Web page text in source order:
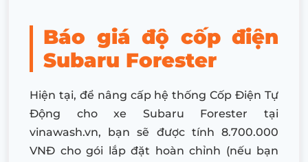
Báo giá độ cốp điện
Subaru Forester
Hiện tại, để nâng cấp hệ thống Cốp Điện Tự
Động cho xe Subaru Forester tại
vinawash.vn, bạn sẽ được tính 8.700.000
VNĐ cho gói lắp đặt hoàn chỉnh (nếu bạn